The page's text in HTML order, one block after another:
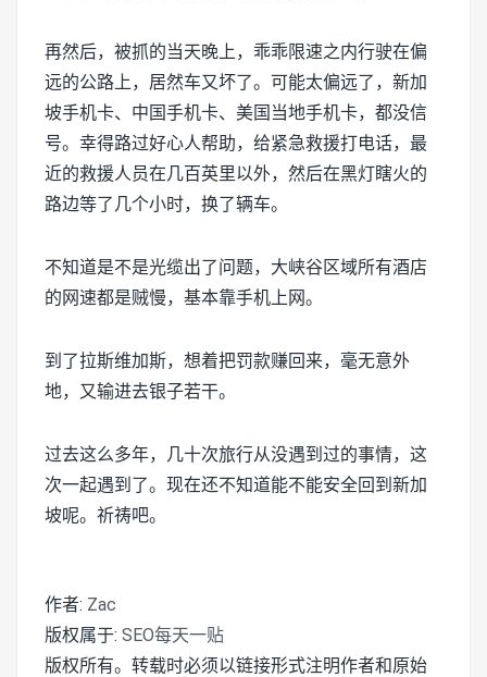
再然后，被抓的当天晚上，乖乖限速之内行驶在偏
远的公路上，居然车又坏了。可能太偏远了，新加
坡手机卡、中国手机卡、美国当地手机卡，都没信
号。幸得路过好心人帮助，给紧急救援打电话，最
近的救援人员在几百英里以外，然后在黑灯瞎火的
路边等了几个小时，换了辆车。
不知道是不是光缆出了问题，大峡谷区域所有酒店
的网速都是贼慢，基本靠手机上网。
到了拉斯维加斯，想着把罚款赚回来，毫无意外
地，又输进去银子若干。
过去这么多年，几十次旅行从没遇到过的事情，这
次一起遇到了。现在还不知道能不能安全回到新加
坡呢。祈祷吧。
作者: Zac
版权属于: SEO每天一贴
版权所有。转载时必须以链接形式注明作者和原始